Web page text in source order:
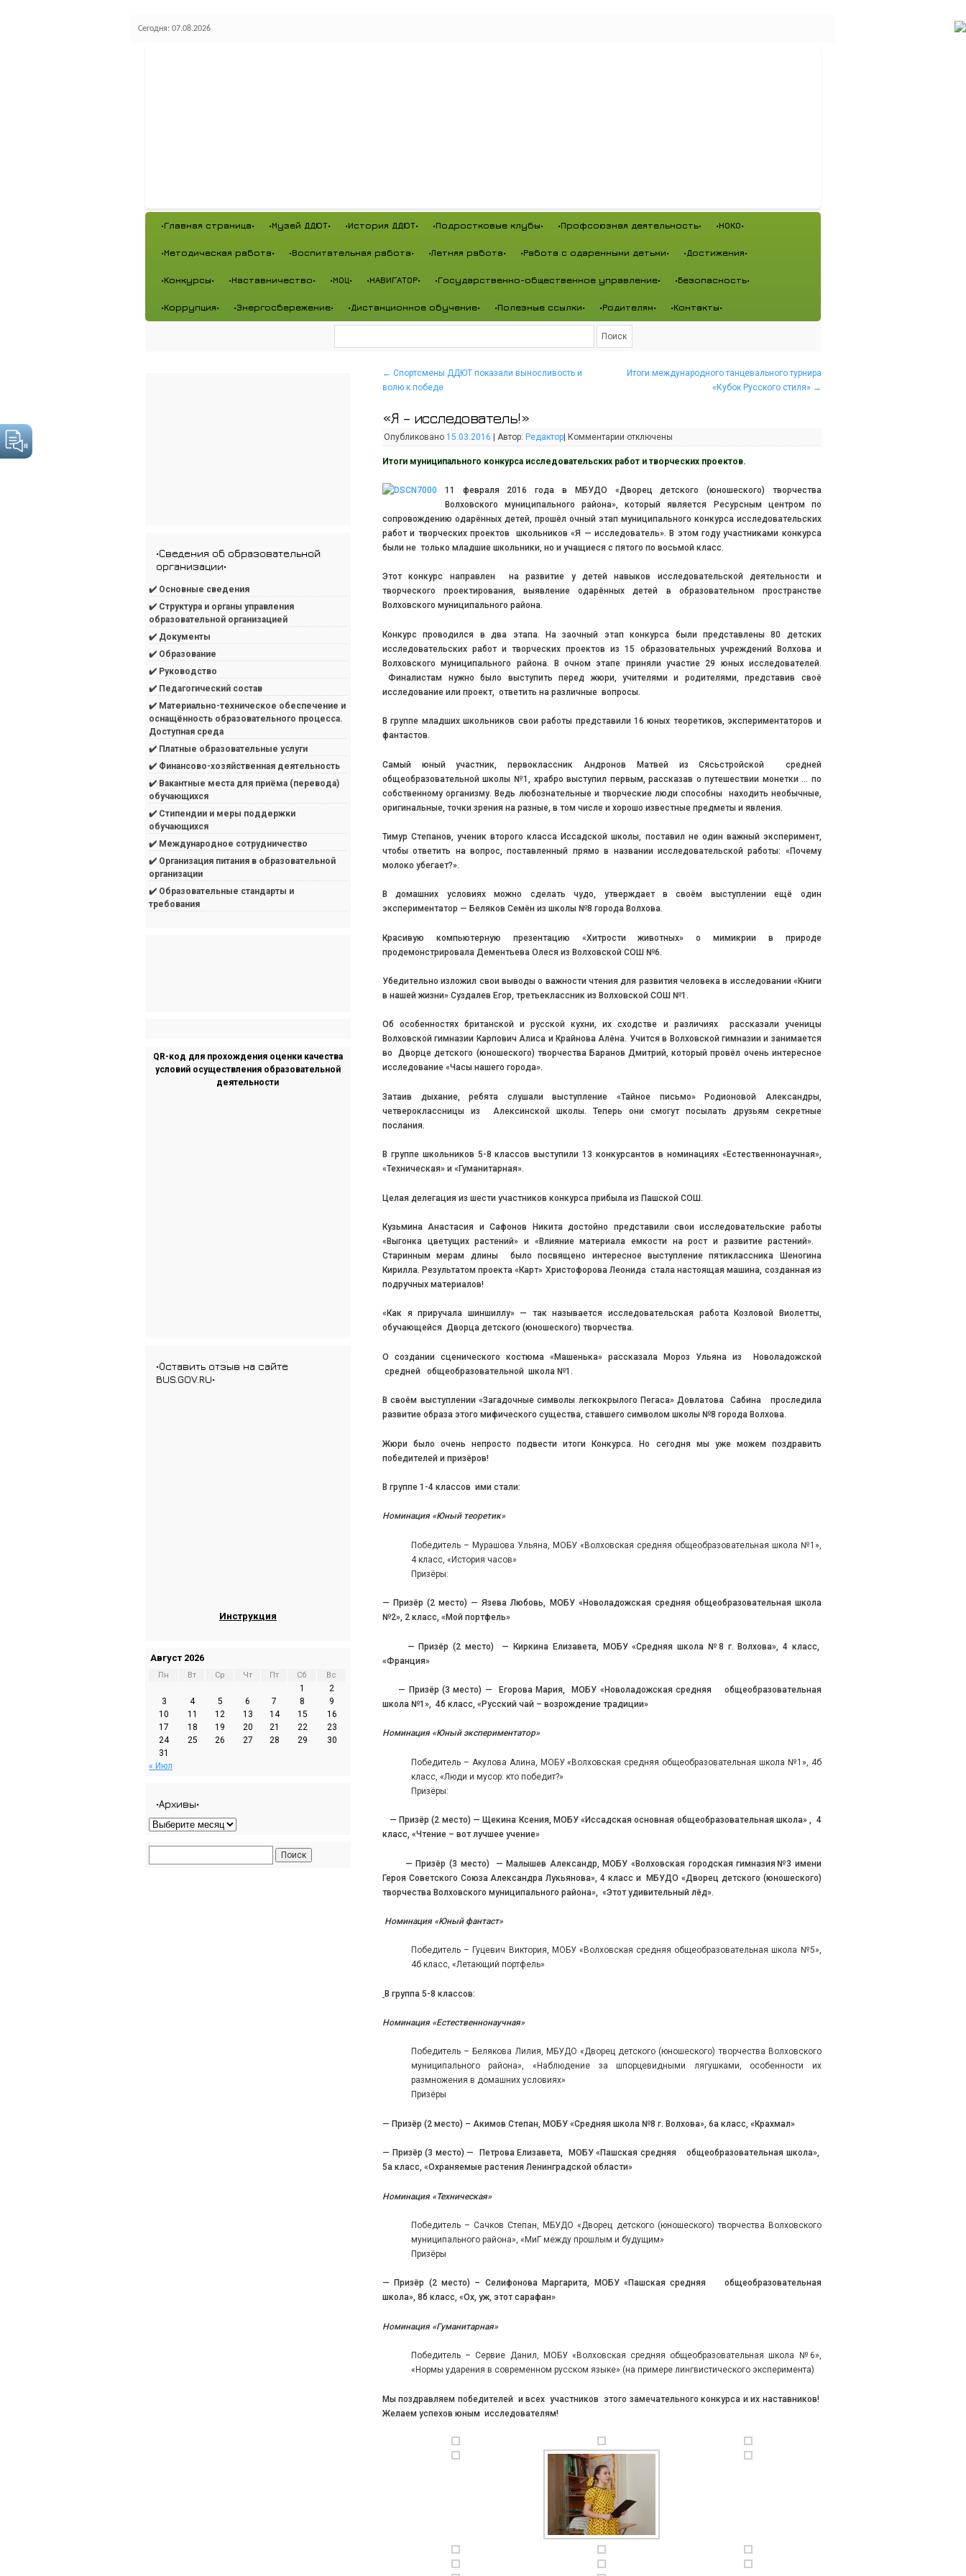
Сегодня: 07.08.2026
•Главная страница• •Музей ДДЮТ• •История ДДЮТ• •Подростковые клубы• •Профсоюзная деятельность• •НОКО•
•Методическая работа• •Воспитательная работа• •Летняя работа• •Работа с одаренными детьми• •Достижения•
•Конкурсы• •Наставничество• •МОЦ• •НАВИГАТОР• •Государственно-общественное управление• •Безопасность•
•Коррупция• •Энергосбережение• •Дистанционное обучение• •Полезные ссылки• •Родителям• •Контакты•
← Спортсмены ДДЮТ показали выносливость и
волю к победе
Итоги международного танцевального турнира
«Кубок Русского стиля» →
«Я – исследователь!»
Опубликовано 15.03.2016 Автор: Редактор| Комментарии отключены
Итоги муниципального конкурса исследовательских работ и творческих проектов.
11 февраля 2016 года в МБУДО «Дворец детского (юношеского) творчества
Волховского муниципального района», который является Ресурсным центром по
сопровождению одарённых детей, прошёл очный этап муниципального конкурса исследовательских
работ и творческих проектов школьников «Я — исследователь». В этом году участниками конкурса
были не только младшие школьники, но и учащиеся с пятого по восьмой класс.
Этот конкурс направлен на развитие у детей навыков исследовательской деятельности и
творческого проектирования, выявление одарённых детей в образовательном пространстве
Волховского муниципального района.
Конкурс проводился в два этапа. На заочный этап конкурса были представлены 80 детских
исследовательских работ и творческих проектов из 15 образовательных учреждений Волхова и
Волховского муниципального района. В очном этапе приняли участие 29 юных исследователей.
Финалистам нужно было выступить перед жюри, учителями и родителями, представив своё
исследование или проект, ответить на различные вопросы.
В группе младших школьников свои работы представили 16 юных теоретиков, экспериментаторов и
фантастов.
Самый юный участник, первоклассник Андронов Матвей из Сясьстройской средней
общеобразовательной школы №1, храбро выступил первым, рассказав о путешествии монетки … по
собственному организму. Ведь любознательные и творческие люди способны находить необычные,
оригинальные, точки зрения на разные, в том числе и хорошо известные предметы и явления.
Тимур Степанов, ученик второго класса Иссадской школы, поставил не один важный эксперимент,
чтобы ответить на вопрос, поставленный прямо в названии исследовательской работы: «Почему
молоко убегает?».
В домашних условиях можно сделать чудо, утверждает в своём выступлении ещё один
экспериментатор — Беляков Семён из школы №8 города Волхова.
Красивую компьютерную презентацию «Хитрости животных» о мимикрии в природе
продемонстрировала Дементьева Олеся из Волховской СОШ №6.
Убедительно изложил свои выводы о важности чтения для развития человека в исследовании «Книги
в нашей жизни» Суздалев Егор, третьеклассник из Волховской СОШ №1.
Об особенностях британской и русской кухни, их сходстве и различиях рассказали ученицы
Волховской гимназии Карпович Алиса и Крайнова Алёна. Учится в Волховской гимназии и занимается
во Дворце детского (юношеского) творчества Баранов Дмитрий, который провёл очень интересное
исследование «Часы нашего города».
Затаив дыхание, ребята слушали выступление «Тайное письмо» Родионовой Александры,
четвероклассницы из Алексинской школы. Теперь они смогут посылать друзьям секретные
послания.
В группе школьников 5-8 классов выступили 13 конкурсантов в номинациях «Естественнонаучная»,
«Техническая» и «Гуманитарная».
Целая делегация из шести участников конкурса прибыла из Пашской СОШ.
Кузьмина Анастасия и Сафонов Никита достойно представили свои исследовательские работы
«Выгонка цветущих растений» и «Влияние материала емкости на рост и развитие растений».
Старинным мерам длины было посвящено интересное выступление пятиклассника Шеногина
Кирилла. Результатом проекта «Карт» Христофорова Леонида стала настоящая машина, созданная из
подручных материалов!
«Как я приручала шиншиллу» — так называется исследовательская работа Козловой Виолетты,
обучающейся Дворца детского (юношеского) творчества.
О создании сценического костюма «Машенька» рассказала Мороз Ульяна из Новоладожской
средней общеобразовательной школа №1.
В своём выступлении «Загадочные символы легкокрылого Пегаса» Довлатова Сабина проследила
развитие образа этого мифического существа, ставшего символом школы №8 города Волхова.
Жюри было очень непросто подвести итоги Конкурса. Но сегодня мы уже можем поздравить
победителей и призёров!
В группе 1-4 классов ими стали:
Номинация «Юный теоретик»
Победитель – Мурашова Ульяна, МОБУ «Волховская средняя общеобразовательная школа №1»,
4 класс, «История часов»
Призёры:
— Призёр (2 место) — Язева Любовь, МОБУ «Новоладожская средняя общеобразовательная школа
№2», 2 класс, «Мой портфель»
— Призёр (2 место) — Киркина Елизавета, МОБУ «Средняя школа №8 г. Волхова», 4 класс,
«Франция»
— Призёр (3 место) — Егорова Мария, МОБУ «Новоладожская средняя общеобразовательная
школа №1», 4б класс, «Русский чай – возрождение традиции»
Номинация «Юный экспериментатор»
Победитель – Акулова Алина, МОБУ «Волховская средняя общеобразовательная школа №1», 4б
класс, «Люди и мусор: кто победит?»
Призёры:
— Призёр (2 место) — Щекина Ксения, МОБУ «Иссадская основная общеобразовательная школа» , 4
класс, «Чтение – вот лучшее учение»
— Призёр (3 место) — Малышев Александр, МОБУ «Волховская городская гимназия№3 имени
Героя Советского Союза Александра Лукьянова», 4 класс и МБУДО «Дворец детского (юношеского)
творчества Волховского муниципального района», «Этот удивительный лёд».
Номинация «Юный фантаст»
Победитель – Гуцевич Виктория, МОБУ «Волховская средняя общеобразовательная школа №5»,
4б класс, «Летающий портфель»
В группа 5-8 классов:
Номинация «Естественнонаучная»
Победитель – Белякова Лилия, МБУДО «Дворец детского (юношеского) творчества Волховского
муниципального района», «Наблюдение за шпорцевидными лягушками, особенности их
размножения в домашних условиях»
Призёры
— Призёр (2 место) – Акимов Степан, МОБУ «Средняя школа №8 г. Волхова», 6а класс, «Крахмал»
— Призёр (3 место) — Петрова Елизавета, МОБУ «Пашская средняя общеобразовательная школа»,
5а класс, «Охраняемые растения Ленинградской области»
Номинация «Техническая»
Победитель – Сачков Степан, МБУДО «Дворец детского (юношеского) творчества Волховского
муниципального района», «МиГ между прошлым и будущим»
Призёры
— Призёр (2 место) – Селифонова Маргарита, МОБУ «Пашская средняя общеобразовательная
школа», 8б класс, «Ох, уж, этот сарафан»
Номинация «Гуманитарная»
Победитель – Сервие Данил, МОБУ «Волховская средняя общеобразовательная школа №6»,
«Нормы ударения в современном русском языке» (на примере лингвистического эксперимента)
Мы поздравляем победителей и всех участников этого замечательного конкурса и их наставников!
Желаем успехов юным исследователям!
•Сведения об образовательной
организации•
✔️ Основные сведения
✔️ Структура и органы управления
образовательной организацией
✔️ Документы
✔️ Образование
✔️ Руководство
✔️ Педагогический состав
✔️ Материально-техническое обеспечение и
оснащённость образовательного процесса.
Доступная среда
✔️ Платные образовательные услуги
✔️ Финансово-хозяйственная деятельность
✔️ Вакантные места для приёма (перевода)
обучающихся
✔️ Стипендии и меры поддержки
обучающихся
✔️ Международное сотрудничество
✔️ Организация питания в образовательной
организации
✔️ Образовательные стандарты и
требования
QR-код для прохождения оценки качества
условий осуществления образовательной
деятельности
•Оставить отзыв на сайте
BUS.GOV.RU•
Инструкция
Август 2026
Пн Вт Ср Чт Пт Сб Вс
1
2
3
4 5 6 7 8
9
10
11 12 13 14 15
16
17
18 19 20 21 22
23
24
25 26 27 28 29
30
31
« Июл
•Архивы•